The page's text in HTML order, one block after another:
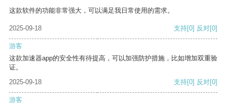
这款软件的功能非常强大，可以满足我日常使用的需求。
2025-09-18 支持[0] 反对[0]
游客
这款加速器app的安全性有待提高，可以加强防护措施，比如增加双重验
证。
2025-09-18
支持[0] 反对[0]
游客